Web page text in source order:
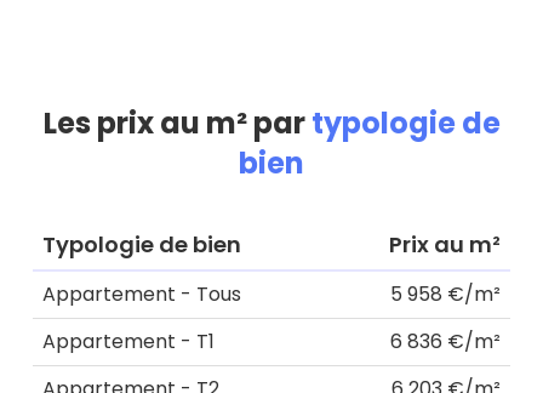
Les prix au m² partypologie de
bien
Typologie de bien Prix au m²
Appartement - Tous
5 958 €/m²
Appartement - T1
6 836 €/m²